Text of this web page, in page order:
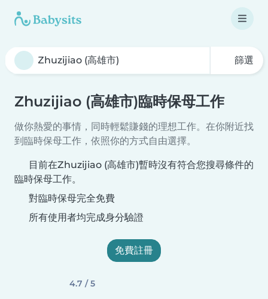
篩選
Zhuzijiao (高雄市)臨時保母工作
做你熱愛的事情，同時輕鬆賺錢的理想工作。在你附近找
到臨時保母工作，依照你的方式自由選擇。
目前在Zhuzijiao (高雄市)暫時沒有符合您搜尋條件的
臨時保母工作。
對臨時保母完全免費
所有使用者均完成身分驗證
免費註冊
4.7 / 5